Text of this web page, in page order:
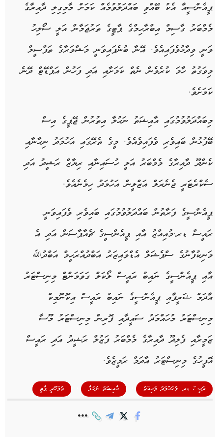
ޕީއެންސީއާ އެކު ބޭއްވި ބައްދަލުވުމެއް ކަމަށް މާމިގިލި ދާއިރާގެ
މެމްބަރު ގާސިމް އިބްރާހިމްގެ ޕާޓީގެ ތަރުޖަމާން އަލީ ސޯލިހު
ވަނީ ވިދާޅުވެފައިއެވެ. އޭނާ ބުނެފައިވަނީ މަޝްވަރާގެ ތަފްސީލް
މިވަގުތު ހާމަ ކުރެވެން ނެތް ކަމަށާއި އަދި ފަހުން އަޕްޑޭޓް ދޭނެ
ކަމަށެވެ.
މިބައްދަލުވުމުގައި އާއިޝަތު ނަހުލާ އިތުރުން ޖޭޕީގެ އިސް
ބޭފުޅުން ބައިވެރި ވެފައިވެއެވެ. މީގެ ތެރޭގައި އަހުމަދު ނިހާނާއި
ކެންދޫ ދާއިރާގެ މެމްބަރު އަލީ ހުސައިނާއި ރިޔާޒް ރަޝީދު އަދި
ސެކްރެޓަރީ ޖެނެރަލް އަޒްލީން އަހުމަދު ހިމެނެއެވެ.
ޕީއެންސީގެ ފަރާތުން ބައްދަލުވުމުގައި ބައިވެރި ވެފައިވަނީ
ރައީސް ޑރ.މުއިއްޒު އާއި ޕީއެންސީގެ ޗެއާޕާސަން އަދި އެ
މަނިކުފާނުގެ ސްޕެޝަލް އެޑްވައިޒަރު އަބްދުއްރަހީމް އަބްދުﷲ
އާއި ޕީއެންސީގެ ނައިބު ރައީސް ލޯކަލް ގަވަމަންޓް މިނިސްޓަރު
އާދަމް ޝަރީފާއި ޕީއެންސީގެ ނައިބު ރައީސް އިކޮނޮމިކް
މިނިސްޓަރު މުހައްމަދު ސައީދާއި ފޮރިން މިނިސްޓަރު މޫސާ
ޒަމީރާއި ފެލިދޫ ދާއިރާގެ މެމްބަރު ފަޒުލް ރަޝީދު އަދި ރައީސް
އޮފީހުގެ މިނިސްޓަރު އާދަމް ރަމީޒެވެ.
ރައީސް ޑރ. މުހައްމަދު މުއިއްޒު އާއިޝަތު ނަހުލާ ޖުމްހޫރީ ޕާޓީ